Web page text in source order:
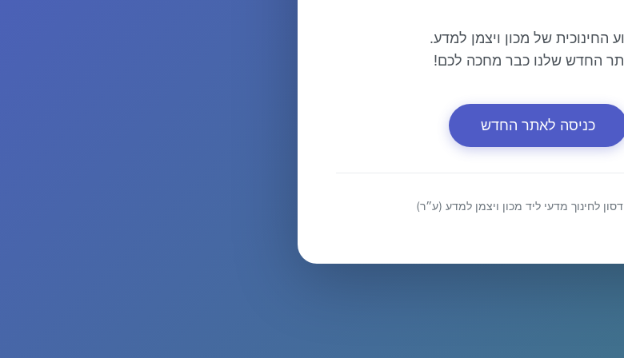
החינוכית של מכון ויצמן למדע.
החדש שלנו כבר מחכה לכם!
כניסה לאתר החדש
לחינוך מדעי ליד מכון ויצמן למדע (ע״ר)